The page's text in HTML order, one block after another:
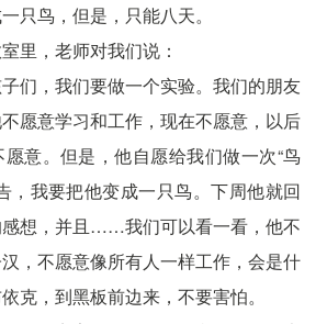
只鸟，但是，只能八天。
里，老师对我们说：
们，我们要做一个实验。我们的朋友
愿意学习和工作，现在不愿意，以后
意。但是，他自愿给我们做一次“鸟
，我要把他变成一只鸟。下周他就回
想，并且……我们可以看一看，他不
，不愿意像所有人一样工作，会是什
，到黑板前边来，不要害怕。